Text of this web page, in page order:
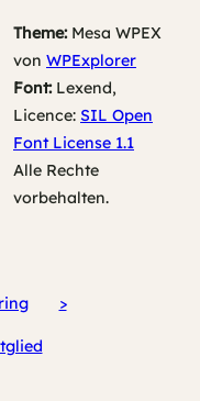
Theme:Mesa WPEX
von WPExplorer
Font:Lexend,
Licence: SIL Open
Font License 1.1
Alle Rechte
vorbehalten.
>